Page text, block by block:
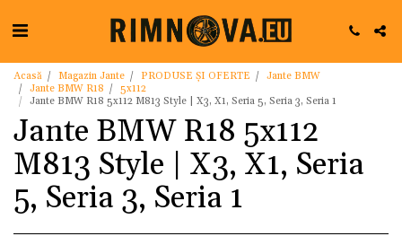
Acasă Magazin Jante PRODUSE ȘI OFERTE
Jante BMW
Jante BMW R18
5x112
Jante BMW R18 5x112 M813 Style | X3, X1, Seria 5, Seria 3, Seria 1
Jante BMW R18 5x112
M813 Style | X3, X1, Seria
5, Seria 3, Seria 1